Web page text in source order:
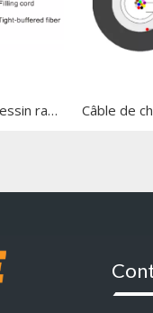
Câble optique de dessin radiofréquence sans fil